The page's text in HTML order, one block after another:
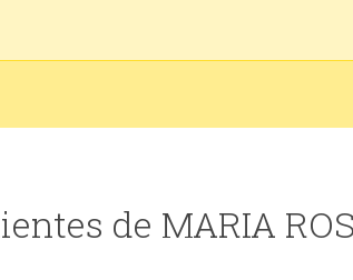
de MARIA